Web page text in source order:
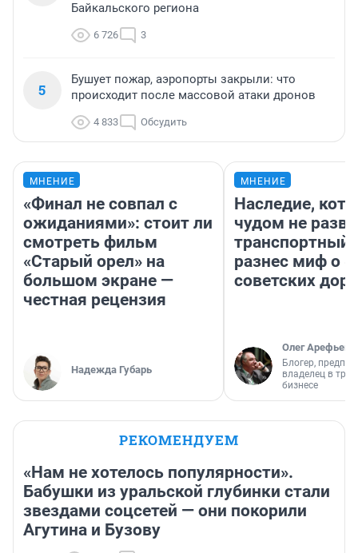
Байкальского региона
6 726 3
5
Бушует пожар, аэропорты закрыли: что
происходит после массовой атаки дронов
4 833 Обсудить
МНЕНИЕ
«Финал не совпал с
ожиданиями»: стоит ли
смотреть фильм
«Старый орел» на
большом экране —
честная рецензия
Надежда Губарь
МНЕНИЕ
Наследие,
чудом не
транспортный
разнес миф о
советских
Олег Арефьев
Блогер,
владелец в
бизнесе
РЕКОМЕНДУЕМ
«Нам не хотелось популярности».
Бабушки из уральской глубинки стали
звездами соцсетей — они покорили
Агутина и Бузову